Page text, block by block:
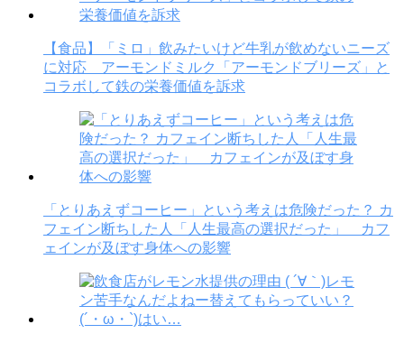
【食品】「ミロ」飲みたいけど牛乳が飲めないニーズ
に対応 アーモンドミルク「アーモンドブリーズ」と
コラボして鉄の栄養価値を訴求
「とりあえずコーヒー」という考えは危険だった？ カ
フェイン断ちした人「人生最高の選択だった」 カフ
ェインが及ぼす身体への影響